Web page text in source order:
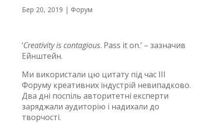
Бер 20, 2019 | Форум
‘Creativity is contagious. Pass it on.’ – зазначив
Ейнштейн.
Ми використали цю цитату під час ІІІ
Форуму креативних індустрій невипадково.
Два дні поспіль авторитетні експерти
заряджали аудиторію і надихали до
творчості.